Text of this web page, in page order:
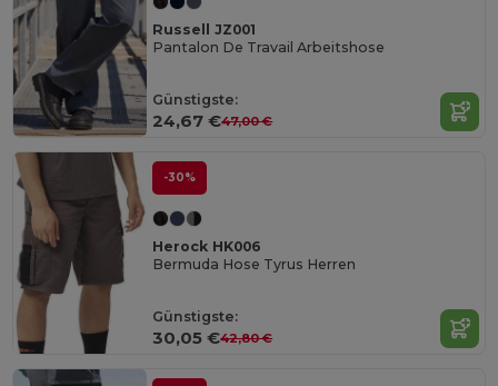
Russell JZ001
Pantalon De Travail Arbeitshose
Günstigste:
24,67 €47,00 €
-30%
Herock HK006
Bermuda Hose Tyrus Herren
Günstigste:
30,05 €42,80 €